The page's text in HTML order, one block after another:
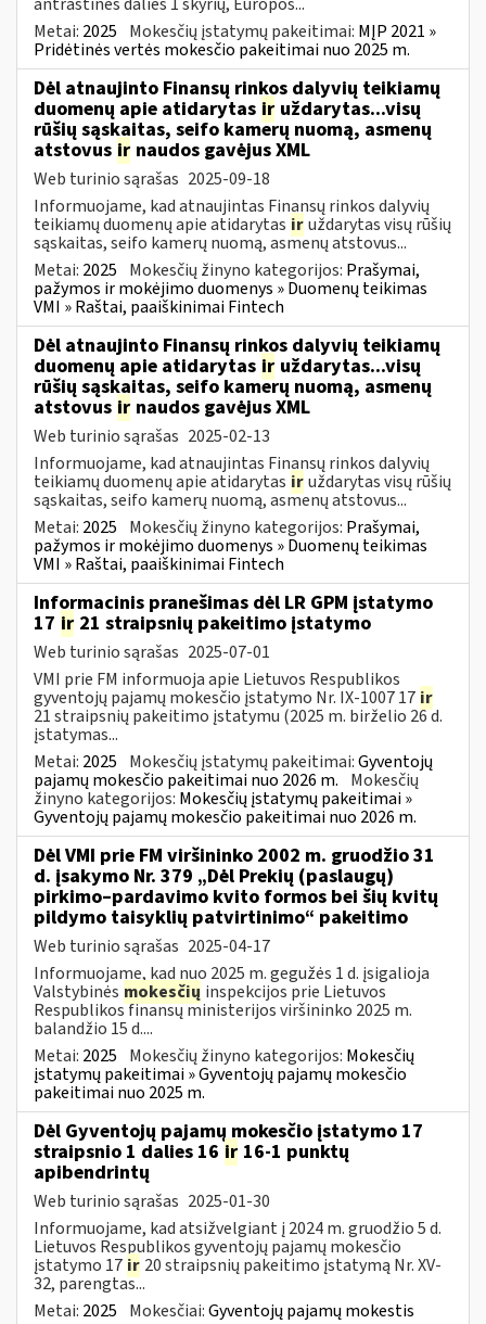
Metai: 2025 Mokesčių įstatymų pakeitimai: MĮP 2021 »
Pridėtinės vertės mokesčio pakeitimai nuo 2025 m.
Dėl atnaujinto Finansų rinkos dalyvių teikiamų
duomenų apie atidarytas ir uždarytas...visų
rūšių sąskaitas, seifo kamerų nuomą, asmenų
atstovus ir naudos gavėjus XML
Web turinio sąrašas 2025-09-18
Informuojame, kad atnaujintas Finansų rinkos dalyvių
teikiamų duomenų apie atidarytas iruždarytas visų rūšių
sąskaitas, seifo kamerų nuomą, asmenų atstovus...
Metai: 2025 Mokesčių žinyno kategorijos: Prašymai,
pažymos ir mokėjimo duomenys » Duomenų teikimas
VMI » Raštai, paaiškinimai Fintech
Dėl atnaujinto Finansų rinkos dalyvių teikiamų
duomenų apie atidarytas ir uždarytas...visų
rūšių sąskaitas, seifo kamerų nuomą, asmenų
atstovus ir naudos gavėjus XML
Web turinio sąrašas 2025-02-13
Informuojame, kad atnaujintas Finansų rinkos dalyvių
teikiamų duomenų apie atidarytas iruždarytas visų rūšių
sąskaitas, seifo kamerų nuomą, asmenų atstovus...
Metai: 2025 Mokesčių žinyno kategorijos: Prašymai,
pažymos ir mokėjimo duomenys » Duomenų teikimas
VMI » Raštai, paaiškinimai Fintech
Informacinis pranešimas dėl LR GPM įstatymo
17 ir 21 straipsnių pakeitimo įstatymo
Web turinio sąrašas 2025-07-01
VMI prie FM informuoja apie Lietuvos Respublikos
gyventojų pajamų mokesčio įstatymo Nr. IX-1007 17 ir
21 straipsnių pakeitimo įstatymu (2025 m. birželio 26 d.
įstatymas...
Metai: 2025 Mokesčių įstatymų pakeitimai:Gyventojų
pajamų mokesčio pakeitimai nuo 2026 m. Mokesčių
žinyno kategorijos: Mokesčių įstatymų pakeitimai »
Gyventojų pajamų mokesčio pakeitimai nuo 2026 m.
Dėl VMI prie FM viršininko 2002 m. gruodžio 31
d. įsakymo Nr. 379 „Dėl Prekių (paslaugų)
pirkimo–pardavimo kvito formos bei šių kvitų
pildymo taisyklių patvirtinimo“ pakeitimo
Web turinio sąrašas 2025-04-17
Informuojame, kad nuo 2025 m. gegužės 1 d. įsigalioja
Valstybinės mokesčių inspekcijos prie Lietuvos
Respublikos finansų ministerijos viršininko 2025 m.
balandžio 15 d....
Metai: 2025 Mokesčių žinyno kategorijos: Mokesčių
įstatymų pakeitimai » Gyventojų pajamų mokesčio
pakeitimai nuo 2025 m.
Dėl Gyventojų pajamų mokesčio įstatymo 17
straipsnio 1 dalies 16 ir 16-1 punktų
apibendrintų
Web turinio sąrašas 2025-01-30
Informuojame, kad atsižvelgiant į 2024 m. gruodžio 5 d.
Lietuvos Respublikos gyventojų pajamų mokesčio
įstatymo 17 ir 20 straipsnių pakeitimo įstatymą Nr. XV-
32, parengtas...
Metai: 2025 Mokesčiai:Gyventojų pajamų mokestis